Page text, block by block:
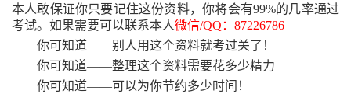
本人敢保证你只要记住这份资料，你将会有99%的几率通过
考试。如果需要可以联系本人微信/QQ：87226786
你可知道——别人用这个资料就考过关了！
你可知道——整理这个资料需要花多少精力
你可知道——可以为你节约多少时间！